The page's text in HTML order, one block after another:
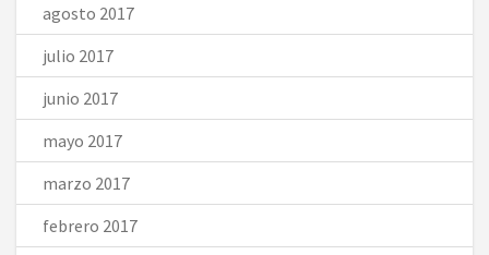
agosto 2017
julio 2017
junio 2017
mayo 2017
marzo 2017
febrero 2017